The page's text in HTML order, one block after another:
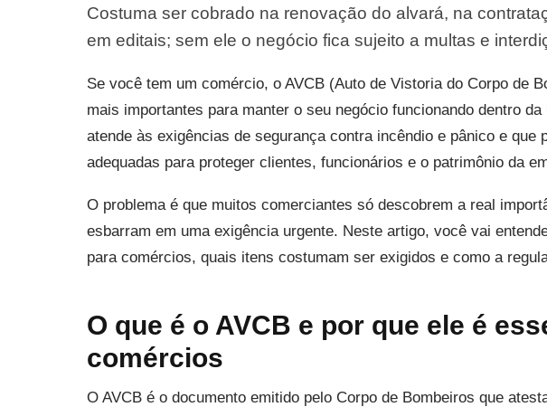
Costuma ser cobrado na renovação do alvará, na
em editais; sem ele o negócio fica sujeito a multas e
Se você tem um comércio, o AVCB (Auto de Vistoria do Corpo de
mais importantes para manter o seu negócio funcionando dentro
atende às exigências de segurança contra incêndio e pânico e que
adequadas para proteger clientes, funcionários e o patrimônio da
O problema é que muitos comerciantes só descobrem a real
esbarram em uma exigência urgente. Neste artigo, você vai
para comércios, quais itens costumam ser exigidos e como a
O que é o AVCB e por que ele é
comércios
O AVCB é o documento emitido pelo Corpo de Bombeiros que